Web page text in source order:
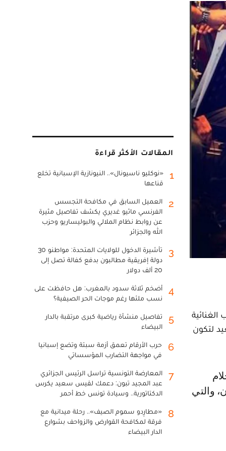
لتكون
والتي
المقالات الأكثر قراءة
1
«نوكليو ناسيونال».. النيونازية الإسبانية تخلع
قناعها
2
العميل السابق في مكافحة التجسس
الفرنسي ماثيو غديري يكشف تفاصيل مثيرة
عن روابط نظام الملالي والبوليساريو وحزب
الله والجزائر
3
تأشيرة الدخول للولايات المتحدة: مواطنو 30
دولة إفريقية مطالبون بدفع كفالة تصل إلى
20 ألف دولار
4
أضخم ثلاثة سدود بالمغرب: هل حافظت على
نسب ملئها رغم موجات الحر الصيفية؟
5
تفاصيل منشأة رياضية كبرى مرتقبة بالدار
البيضاء
6
حرب الأرقام تعمق أزمة سبتة وتضع إسبانيا
في مواجهة التضارب المؤسساتي
7
المعارضة التونسية تراسل الرئيس الجزائري
عبد المجيد تبون: دعمك لقيس سعيد يكرس
الدكتاتورية.. وسيادة تونس خط أحمر
8
«مطارِدو سموم الصيف».. رحلة ميدانية مع
فرقة لمكافحة القوارض والزواحف بشوارع
الدار البيضاء